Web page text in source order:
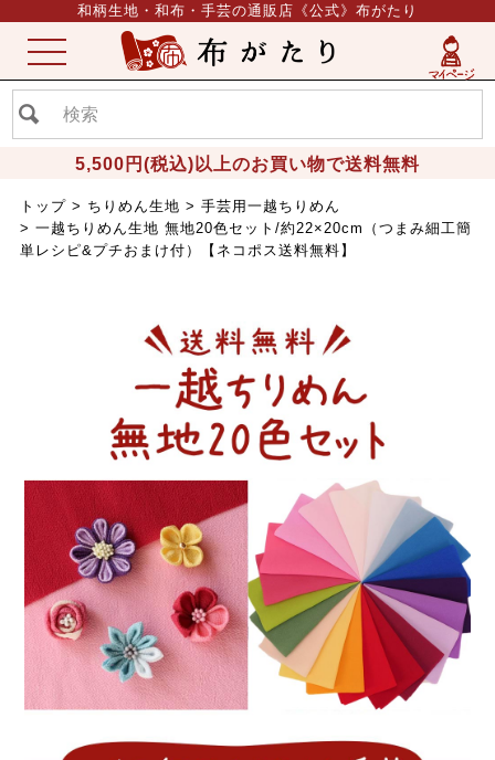
和柄生地・和布・手芸の通販店《公式》布がたり
5,500円(税込)以上のお買い物で送料無料
ME
NU
トップ ちりめん生地
手芸用一越ちりめん
一越ちりめん生地 無地20色セット/約22×20cm（つまみ細工簡
単レシピ&プチおまけ付）【ネコポス送料無料】